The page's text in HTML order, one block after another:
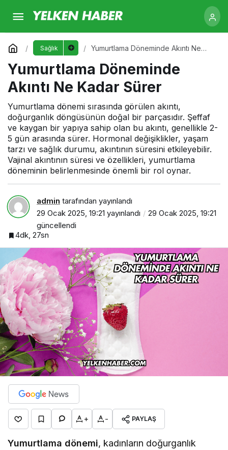
Sağlık
Yumurtlama Döneminde Akıntı Ne
Yumurtlama Döneminde
Akıntı Ne Kadar Sürer
Yumurtlama dönemi sırasında görülen akıntı,
doğurganlık döngüsünün doğal bir parçasıdır. Şeffaf
ve kaygan bir yapıya sahip olan bu akıntı, genellikle 2-
5 gün arasında sürer. Hormonal değişiklikler, yaşam
tarzı ve sağlık durumu, akıntının süresini etkileyebilir.
Vajinal akıntının süresi ve özellikleri, yumurtlama
döneminin belirlenmesinde önemli bir rol oynar.
admin tarafından yayınlandı
29 Ocak 2025, 19:21 yayınlandı
29 Ocak 2025, 19:21
güncellendi
4dk, 27sn
+ - PAYLAŞ
Yumurtlama dönemi, kadınların doğurganlık
Yumurtlama Döneminde Akıntı Ne Kadar
SürerYorum Yap